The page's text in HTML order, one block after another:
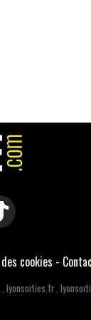
cookies -
lyonsorties.fr